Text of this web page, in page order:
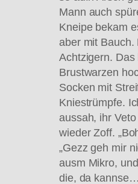
Mann auch
Kneipe bekam
aber mit
Achtzigern.
Brustwarzen
Socken mit
Kniestrümpfe.
aussah, ihr
wieder Zoff.
„Gezz geh mir
ausm Mikro,
die, da